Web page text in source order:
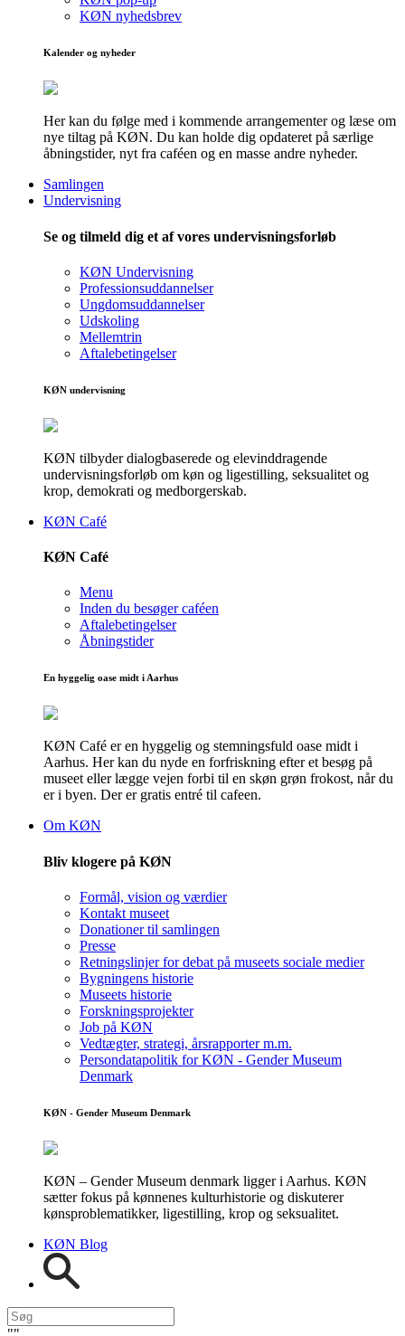
KØN nyhedsbrev
Kalender og nyheder
Her kan du følge med i kommende arrangementer og læse om
nye tiltag på KØN. Du kan holde dig opdateret på særlige
åbningstider, nyt fra caféen og en masse andre nyheder.
Samlingen
Undervisning
Se og tilmeld dig et af vores undervisningsforløb
KØN Undervisning
Professionsuddannelser
Ungdomsuddannelser
Udskoling
Mellemtrin
Aftalebetingelser
KØN undervisning
KØN tilbyder dialogbaserede og elevinddragende
undervisningsforløb om køn og ligestilling, seksualitet og
krop, demokrati og medborgerskab.
KØN Café
KØN Café
Menu
Inden du besøger caféen
Aftalebetingelser
Åbningstider
En hyggelig oase midt i Aarhus
KØN Café er en hyggelig og stemningsfuld oase midt i
Aarhus. Her kan du nyde en forfriskning efter et besøg på
museet eller lægge vejen forbi til en skøn grøn frokost, når du
er i byen. Der er gratis entré til cafeen.
Om KØN
Bliv klogere på KØN
Formål, vision og værdier
Kontakt museet
Donationer til samlingen
Presse
Retningslinjer for debat på museets sociale medier
Bygningens historie
Museets historie
Forskningsprojekter
Job på KØN
Vedtægter, strategi, årsrapporter m.m.
Persondatapolitik for KØN - Gender Museum
Denmark
KØN - Gender Museum Denmark
KØN – Gender Museum denmark ligger i Aarhus. KØN
sætter fokus på kønnenes kulturhistorie og diskuterer
kønsproblematikker, ligestilling, krop og seksualitet.
KØN Blog